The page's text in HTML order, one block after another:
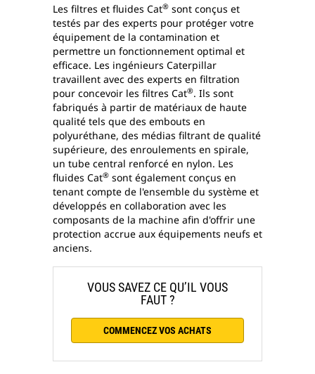
Les filtres et fluides Cat® sont conçus et
testés par des experts pour protéger votre
équipement de la contamination et
permettre un fonctionnement optimal et
efficace. Les ingénieurs Caterpillar
travaillent avec des experts en filtration
pour concevoir les filtres Cat®. Ils sont
fabriqués à partir de matériaux de haute
qualité tels que des embouts en
polyuréthane, des médias filtrant de qualité
supérieure, des enroulements en spirale,
un tube central renforcé en nylon. Les
fluides Cat® sont également conçus en
tenant compte de l'ensemble du système et
développés en collaboration avec les
composants de la machine afin d'offrir une
protection accrue aux équipements neufs et
anciens.
VOUS SAVEZ CE QU’IL VOUS
FAUT ?
COMMENCEZ VOS ACHATS